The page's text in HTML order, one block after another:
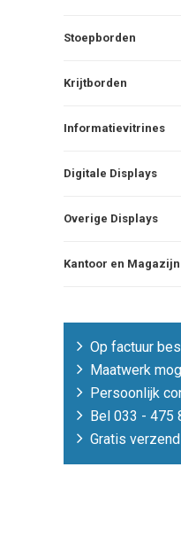
Stoepborden
Krijtborden
Informatievitrines
Digitale Displays
Overige Displays
Kantoor en Magazijn
Op factuur
Maatwerk
Persoonlijk
Bel 033 - 475
Gratis